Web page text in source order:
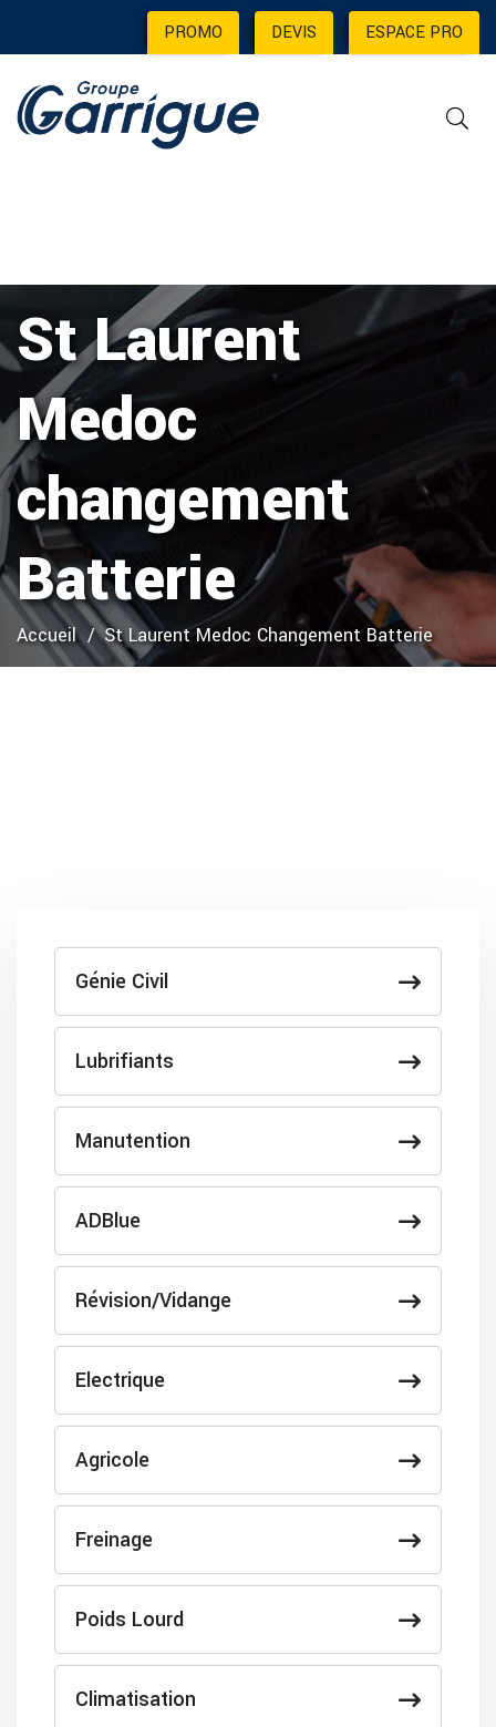
PROMO | DEVIS | ESPACE PRO
St Laurent
Medoc
changement
Batterie
Accueil St Laurent Medoc Changement Batterie
Génie Civil
Lubrifiants
Manutention
ADBlue
Révision/Vidange
Electrique
Agricole
Freinage
Poids Lourd
Climatisation